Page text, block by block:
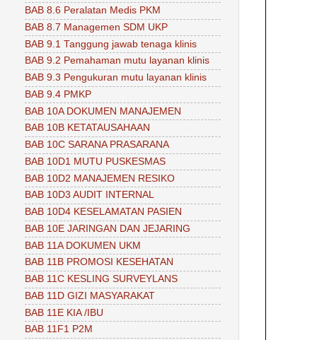
BAB 8.6 Peralatan Medis PKM
BAB 8.7 Managemen SDM UKP
BAB 9.1 Tanggung jawab tenaga klinis
BAB 9.2 Pemahaman mutu layanan klinis
BAB 9.3 Pengukuran mutu layanan klinis
BAB 9.4 PMKP
BAB 10A DOKUMEN MANAJEMEN
BAB 10B KETATAUSAHAAN
BAB 10C SARANA PRASARANA
BAB 10D1 MUTU PUSKESMAS
BAB 10D2 MANAJEMEN RESIKO
BAB 10D3 AUDIT INTERNAL
BAB 10D4 KESELAMATAN PASIEN
BAB 10E JARINGAN DAN JEJARING
BAB 11A DOKUMEN UKM
BAB 11B PROMOSI KESEHATAN
BAB 11C KESLING SURVEYLANS
BAB 11D GIZI MASYARAKAT
BAB 11E KIA /IBU
BAB 11F1 P2M